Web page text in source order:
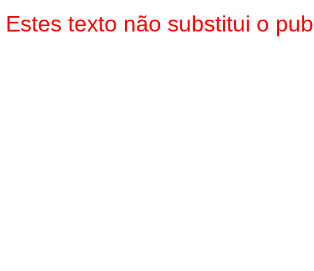
Estes texto não substitui o